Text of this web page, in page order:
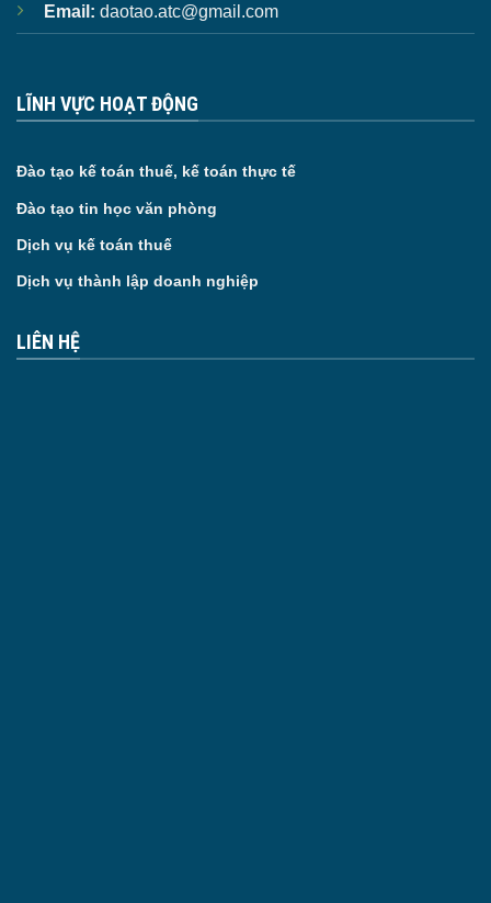
Email: daotao.atc@gmail.com
LĨNH VỰC HOẠT ĐỘNG
Đào tạo kế toán thuế, kế toán thực tế
Đào tạo tin học văn phòng
Dịch vụ kế toán thuế
Dịch vụ thành lập doanh nghiệp
LIÊN HỆ